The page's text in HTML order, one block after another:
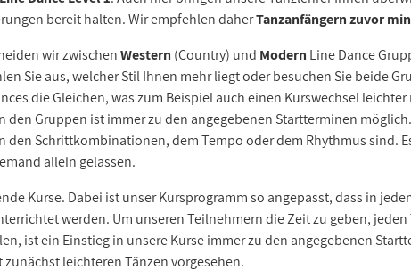
bereit halten. Wir empfehlen daherTanzanfängern zuvor
wir zwischenWestern (Country) und Modern Line Dance
Sie aus, welcher Stil Ihnen mehr liegt oder besuchen Sie beide
die Gleichen, was zum Beispiel auch einen Kurswechsel
den Gruppen ist immer zu den angegebenen Startterminen
den Schrittkombinationen, dem Tempo oder dem Rhythmus sind.
allein gelassen.
Kurse. Dabei ist unser Kursprogramm so angepasst, dass in
werden. Um unseren Teilnehmern die Zeit zu geben,
ist ein Einstieg in unsere Kurse immer zu den angegebenen
leichteren Tänzen vorgesehen.